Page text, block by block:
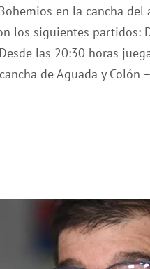
en la cancha
los siguientes partidos:
las 20:30 horas
de Aguada y